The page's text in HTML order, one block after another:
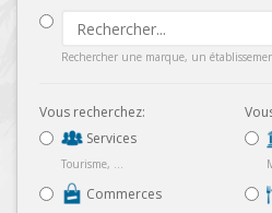
Rechercher une marque, un
Vous recherchez:
Services
Tourisme, ...
Commerces